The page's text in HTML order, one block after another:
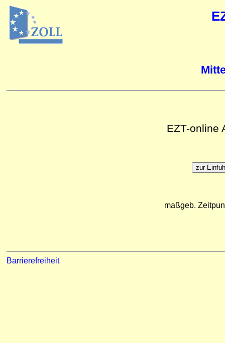
EZT-online
maßgeb.
Barrierefreiheit